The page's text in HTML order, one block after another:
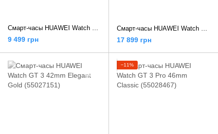
9 499 грн 17 899 грн
−11%